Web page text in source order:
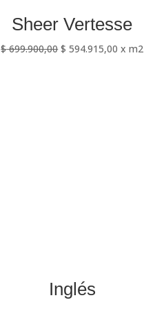
Sheer Vertesse
$699.900,00 $ 594.915,00 x m2
Inglés